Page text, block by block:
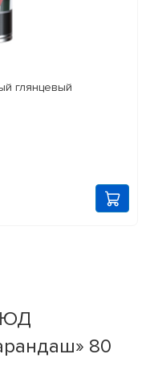
глянцевый
80